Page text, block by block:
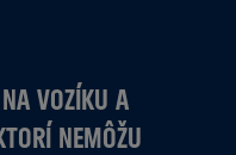
VOZÍKU A
NEMÔŽU